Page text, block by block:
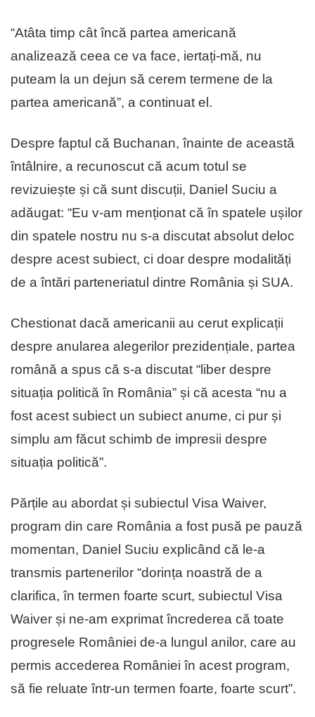
“Atâta timp cât încă partea americană
analizează ceea ce va face, iertați-mă, nu
puteam la un dejun să cerem termene de la
partea americană”, a continuat el.
Despre faptul că Buchanan, înainte de această
întâlnire, a recunoscut că acum totul se
revizuiește și că sunt discuții, Daniel Suciu a
adăugat: “Eu v-am menționat că în spatele ușilor
din spatele nostru nu s-a discutat absolut deloc
despre acest subiect, ci doar despre modalități
de a întări parteneriatul dintre România și SUA.
Chestionat dacă americanii au cerut explicații
despre anularea alegerilor prezidențiale, partea
română a spus că s-a discutat “liber despre
situația politică în România” și că acesta “nu a
fost acest subiect un subiect anume, ci pur și
simplu am făcut schimb de impresii despre
situația politică”.
Părțile au abordat și subiectul Visa Waiver,
program din care România a fost pusă pe pauză
momentan, Daniel Suciu explicând că le-a
transmis partenerilor “dorința noastră de a
clarifica, în termen foarte scurt, subiectul Visa
Waiver și ne-am exprimat încrederea că toate
progresele României de-a lungul anilor, care au
permis accederea României în acest program,
să fie reluate într-un termen foarte, foarte scurt”.